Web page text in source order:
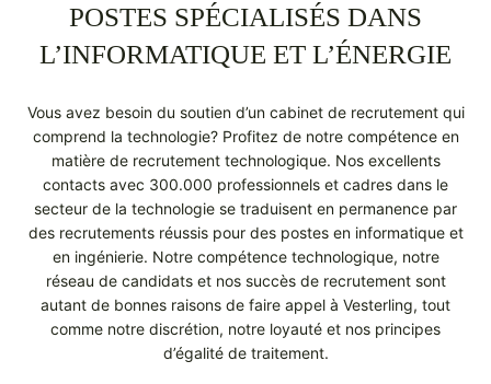
POSTES SPÉCIALISÉS DANS
L’INFORMATIQUE ET L’ÉNERGIE
Vous avez besoin du soutien d’un cabinet de recrutement qui
comprend la technologie? Profitez de notre compétence en
matière de recrutement technologique. Nos excellents
contacts avec 300.000 professionnels et cadres dans le
secteur de la technologie se traduisent en permanence par
des recrutements réussis pour des postes en informatique et
en ingénierie. Notre compétence technologique, notre
réseau de candidats et nos succès de recrutement sont
autant de bonnes raisons de faire appel à Vesterling, tout
comme notre discrétion, notre loyauté et nos principes
d’égalité de traitement.